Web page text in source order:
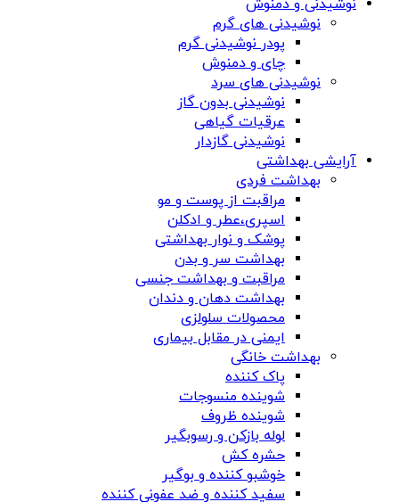
نوشیدنی و دمنوش
نوشیدنی های گرم
پودر نوشیدنی گرم
چای و دمنوش
نوشیدنی های سرد
نوشیدنی بدون گاز
عرقیات گیاهی
نوشیدنی گازدار
آرایشی بهداشتی
بهداشت فردی
مراقبت از پوست و مو
اسپری،عطر و ادکلن
پوشک و نوار بهداشتی
بهداشت سر و بدن
مراقبت و بهداشت جنسی
بهداشت دهان و دندان
محصولات سلولزی
ایمنی در مقابل بیماری
بهداشت خانگی
پاک کننده
شوینده منسوجات
شوینده ظروف
لوله بازکن و رسوبگیر
حشره کش
خوشبو کننده و بوگیر
سفید کننده و ضد عفونی کننده